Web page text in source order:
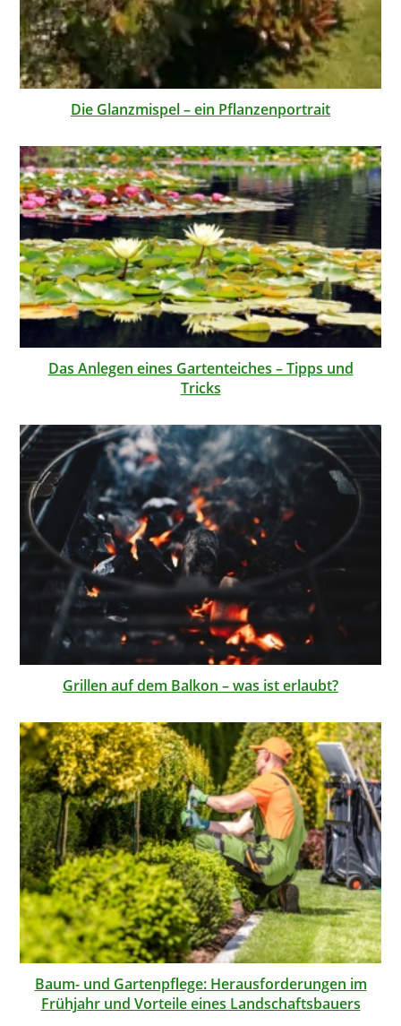
Die Glanzmispel – ein Pflanzenportrait
Das Anlegen eines Gartenteiches – Tipps und
Tricks
Grillen auf dem Balkon – was ist erlaubt?
Baum- und Gartenpflege: Herausforderungen im
Frühjahr und Vorteile eines Landschaftsbauers